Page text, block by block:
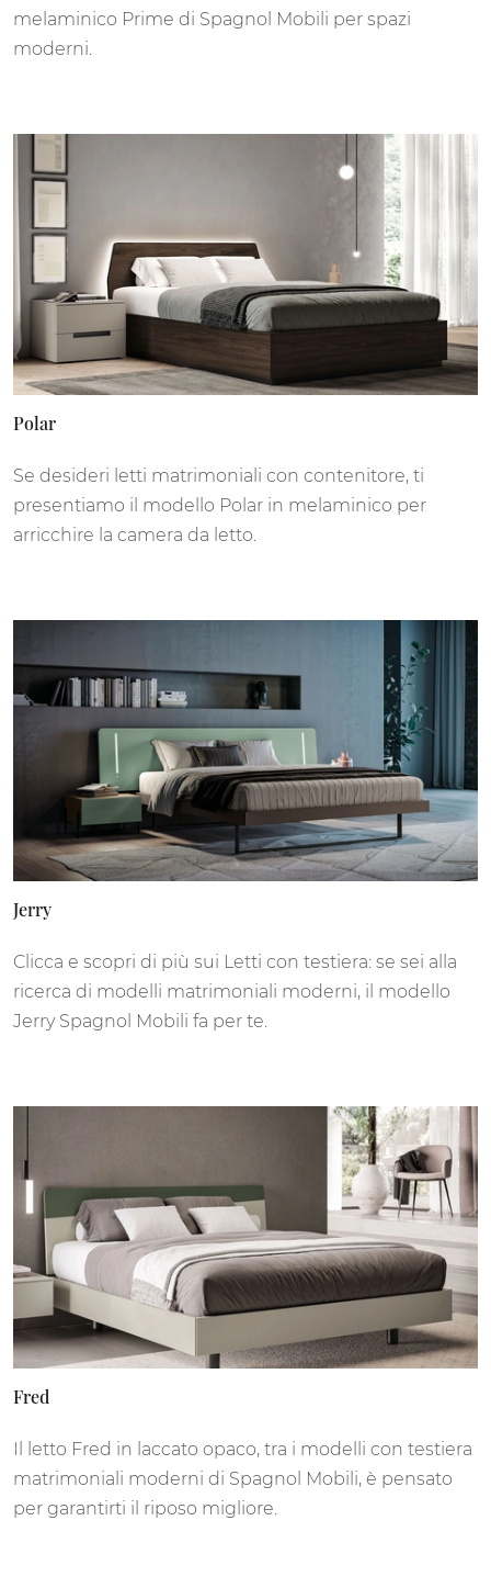
melaminico Prime di Spagnol Mobili per spazi
moderni.
Polar
Se desideri letti matrimoniali con contenitore, ti
presentiamo il modello Polar in melaminico per
arricchire la camera da letto.
Jerry
Clicca e scopri di più sui Letti con testiera: se sei alla
ricerca di modelli matrimoniali moderni, il modello
Jerry Spagnol Mobili fa per te.
Fred
Il letto Fred in laccato opaco, tra i modelli con testiera
matrimoniali moderni di Spagnol Mobili, è pensato
per garantirti il riposo migliore.